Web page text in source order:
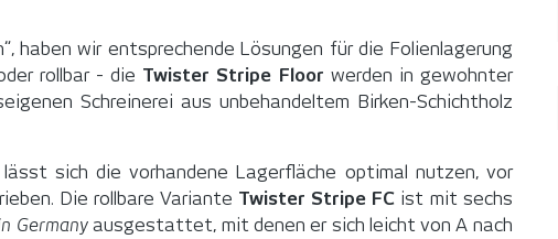
haben wir entsprechende Lösungen für die Folienlagerung
rollbar - die Twister Stripe Floor werden in gewohnter
Schreinerei aus unbehandeltem Birken-Schichtholz
sich die vorhandene Lagerfläche optimal nutzen, vor
Die rollbare Variante Twister Stripe FC ist mit sechs
Germany ausgestattet, mit denen er sich leicht von A nach